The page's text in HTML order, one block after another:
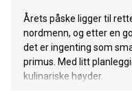
Årets påske ligger til
nordmenn, og etter en
det er ingenting som
primus. Med litt
kulinariske høyder.